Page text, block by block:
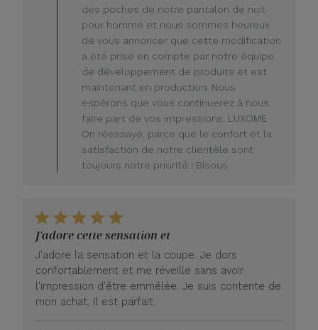
lundi
20
juillet
2026
des poches de notre pantalon de nuit
pour homme et nous sommes heureux
de vous annoncer que cette modification
a été prise en compte par notre équipe
de développement de produits et est
maintenant en production. Nous
espérons que vous continuerez à nous
faire part de vos impressions. LUXOME
On réessaye, parce que le confort et la
satisfaction de notre clientèle sont
toujours notre priorité ! Bisous
J'adore cette sensation et
J'adore la sensation et la coupe. Je dors
confortablement et me réveille sans avoir
l'impression d'être emmêlée. Je suis contente de
mon achat, il est parfait.